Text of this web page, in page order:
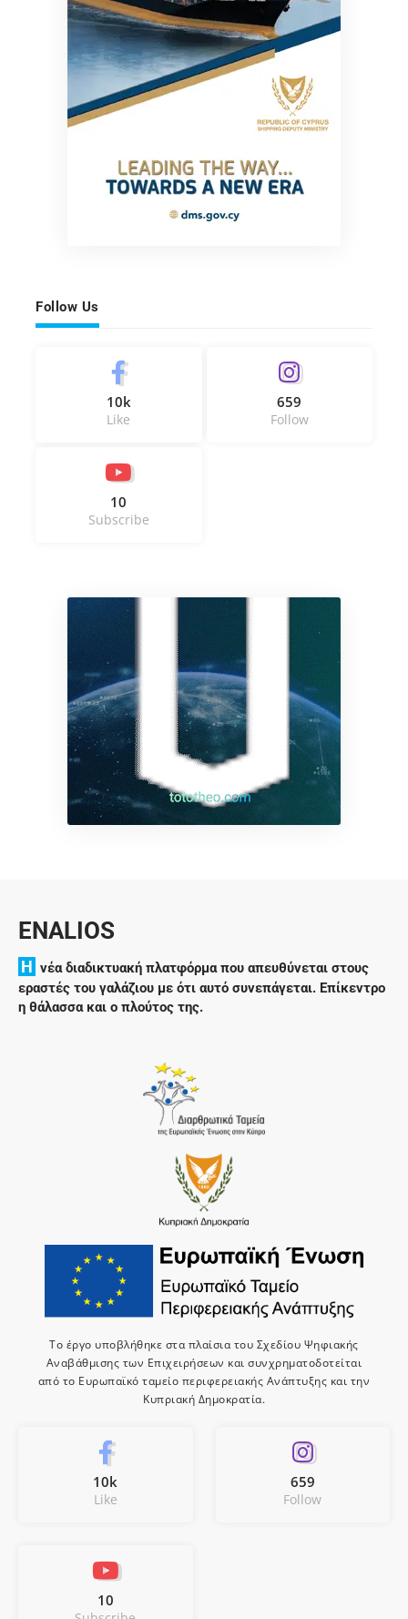
Follow Us
10k
Like
659
Follow
10
Subscribe
ENALIOS
H νέα διαδικτυακή πλατφόρμα που απευθύνεται στους
εραστές του γαλάζιου με ότι αυτό συνεπάγεται. Επίκεντρο
η θάλασσα και ο πλούτος της.
Το έργο υποβλήθηκε στα πλαίσια του Σχεδίου Ψηφιακής
Αναβάθμισης των Επιχειρήσεων και συνχρηματοδοτείται
από το Ευρωπαϊκό ταμείο περιφερειακής Ανάπτυξης και την
Κυπριακή Δημοκρατία.
10k
Like
659
Follow
10